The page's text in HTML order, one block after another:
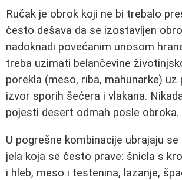
Ručak je obrok koji ne bi trebalo
često dešava da se izostavljen
nadoknadi povećanim unosom
treba uzimati belančevine
porekla (meso, riba, mahunarke) uz
izvor sporih šećera i vlakana.
pojesti desert odmah posle obroka.
U pogrešne kombinacije ubrajaju
jela koja se često prave: šnicla s
i hleb, meso i testenina, lazanje,